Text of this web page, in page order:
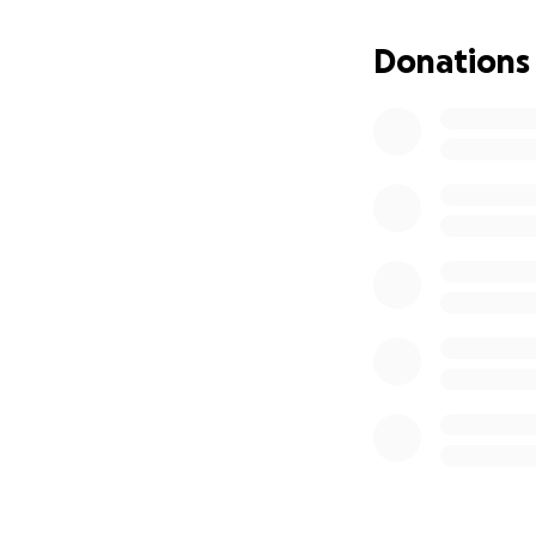
Es ist die erste
Jahre zusammen
Donations